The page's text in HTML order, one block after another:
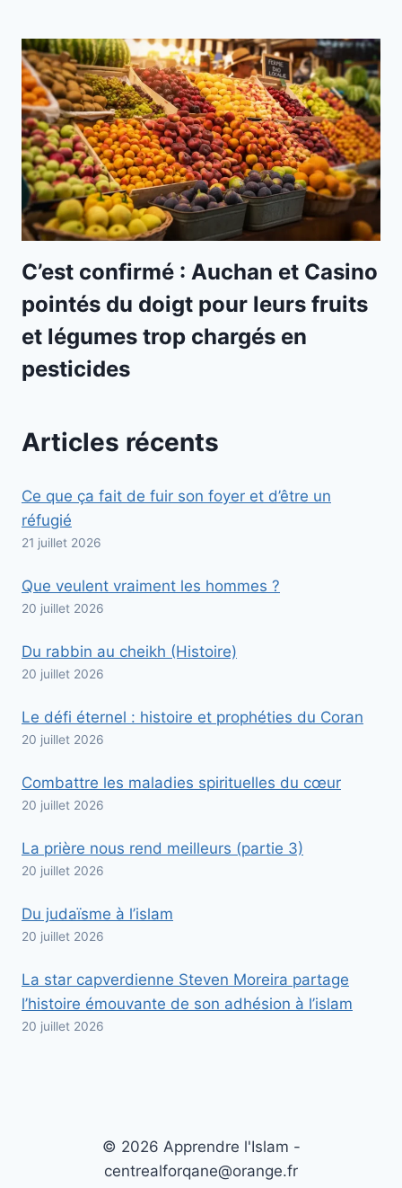
C’est confirmé : Auchan et Casino
pointés du doigt pour leurs fruits
et légumes trop chargés en
pesticides
Articles récents
Ce que ça fait de fuir son foyer et d’être un
réfugié
21 juillet 2026
Que veulent vraiment les hommes ?
20 juillet 2026
Du rabbin au cheikh (Histoire)
20 juillet 2026
Le défi éternel : histoire et prophéties du Coran
20 juillet 2026
Combattre les maladies spirituelles du cœur
20 juillet 2026
La prière nous rend meilleurs (partie 3)
20 juillet 2026
Du judaïsme à l’islam
20 juillet 2026
La star capverdienne Steven Moreira partage
l’histoire émouvante de son adhésion à l’islam
20 juillet 2026
© 2026 Apprendre l'Islam -
centrealforqane@orange.fr